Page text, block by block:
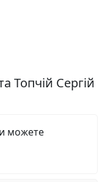
Топчій Сергій
можете